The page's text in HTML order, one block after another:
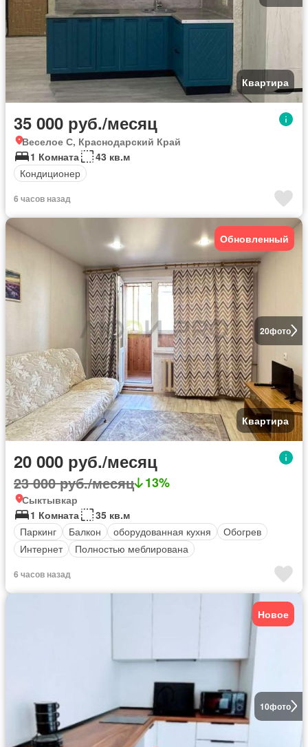
Квартира
35 000 руб./месяц
Веселое С, Краснодарский Край
1 Комната
43 кв.м
Кондиционер
6 часов назад
20фото
Обновленный
Квартира
20 000 руб./месяц
23 000 руб./месяц 13%
Сыктывкар
1 Комната
35 кв.м
Паркинг
Балкон оборудованная кухня
Обогрев
Интернет
Полностью меблирована
6 часов назад
10фото
Новое